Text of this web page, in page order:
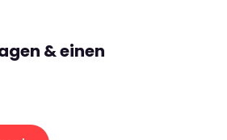
& einen